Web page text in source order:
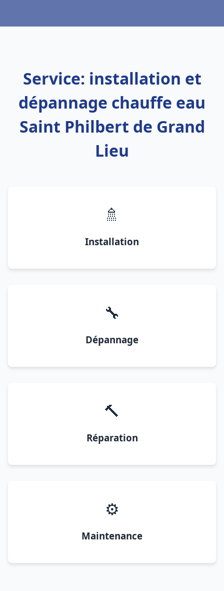
Service: installation et
dépannage chauffe eau
Saint Philbert de Grand
Lieu
🚿
Installation
🔧
Dépannage
🔨
Réparation
⚙️
Maintenance